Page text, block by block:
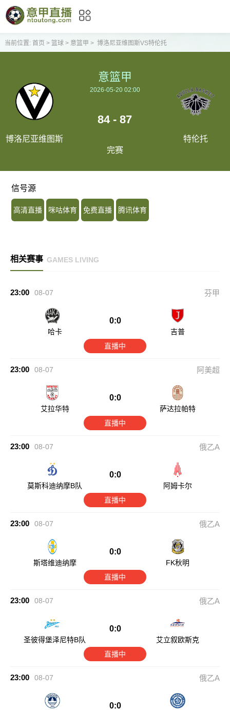
当前位置: 首页 > 篮球> 意篮甲 > 博洛尼亚维图斯VS特伦托
博洛尼亚维图斯
意篮甲
2026-05-20 02:00
84 - 87
完赛
特伦托
信号源
高清直播 咪咕体育 免费直播 腾讯体育
相关赛事 GAMES LIVING
23:00 08-07 芬甲
哈卡
0:0
吉普
直播中
23:00 08-07 阿美超
艾拉华特
0:0
萨达拉帕特
直播中
23:00 08-07 俄乙A
莫斯科迪纳摩B队
0:0
阿姆卡尔
直播中
23:00 08-07 俄乙A
斯塔维迪纳摩
0:0
FK秋明
直播中
23:00 08-07 俄乙A
圣彼得堡泽尼特B队
0:0
艾立叙欧斯克
直播中
23:00 08-07 俄乙A
0:0